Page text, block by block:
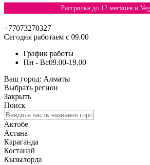
Рассрочка до 12 месяцев в
+77073270327
Сегодня работаем с 09.00
График работы
Пн - Вс09.00-19.00
Ваш город: Алматы
Выбрать регион
Закрыть
Поиск
Актобе
Астана
Караганда
Костанай
Кызылорда